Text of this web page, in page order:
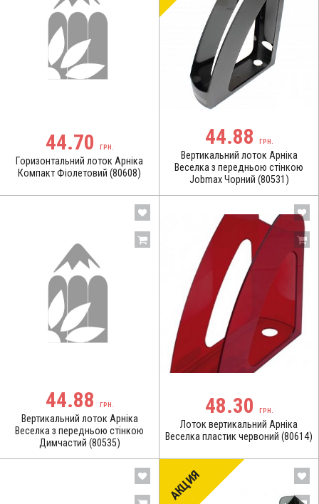
44.70 ГРН.
Горизонтальний лоток Арніка
Компакт Фіолетовий (80608)
44.88 ГРН.
Вертикальний лоток Арніка
Веселка з передньою стінкою
Jobmax Чорний (80531)
44.88 ГРН.
Вертикальний лоток Арніка
Веселка з передньою стінкою
Димчастий (80535)
48.30 ГРН.
Лоток вертикальний Арніка
Веселка пластик червоний (80614)
АКЦИЯ